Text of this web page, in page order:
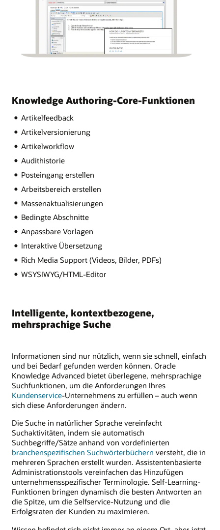
Knowledge Authoring-Core-Funktionen
Artikelfeedback
Artikelversionierung
Artikelworkflow
Audithistorie
Posteingang erstellen
Arbeitsbereich erstellen
Massenaktualisierungen
Bedingte Abschnitte
Anpassbare Vorlagen
Interaktive Übersetzung
Rich Media Support (Videos, Bilder, PDFs)
WSYSIWYG/HTML-Editor
Intelligente, kontextbezogene,
mehrsprachige Suche
Informationen sind nur nützlich, wenn sie schnell, einfach
und bei Bedarf gefunden werden können. Oracle
Knowledge Advanced bietet überlegene, mehrsprachige
Suchfunktionen, um die Anforderungen Ihres
Kundenservice-Unternehmens zu erfüllen – auch wenn
sich diese Anforderungen ändern.
Die Suche in natürlicher Sprache vereinfacht
Suchaktivitäten, indem sie automatisch
Suchbegriffe/Sätze anhand von vordefinierten
branchenspezifischen Suchwörterbüchern versteht, die in
mehreren Sprachen erstellt wurden. Assistentenbasierte
Administrationstools vereinfachen das Hinzufügen
unternehmensspezifischer Terminologie. Self-Learning-
Funktionen bringen dynamisch die besten Antworten an
die Spitze, um die Selfservice-Nutzung und die
Erfolgsraten der Kunden zu maximieren.